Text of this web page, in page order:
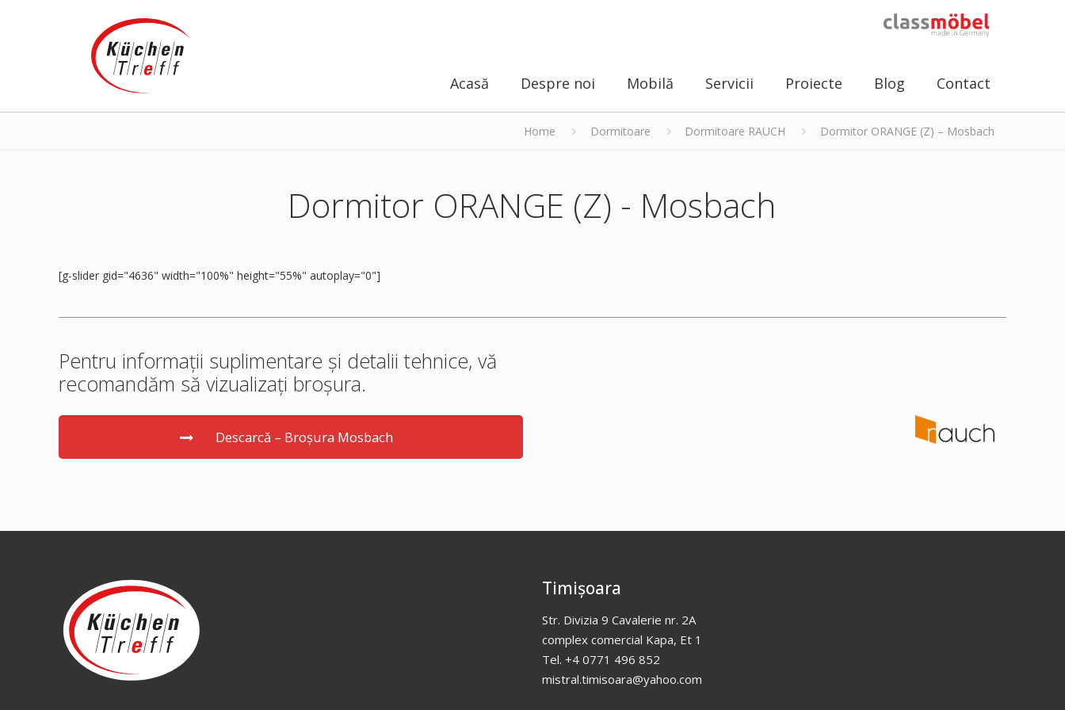
Acasă Despre noi Mobilă Servicii Proiecte Blog Contact
Home Dormitoare Dormitoare RAUCH Dormitor ORANGE (Z) – Mosbach
Dormitor ORANGE (Z) - Mosbach
[g-slider gid="4636" width="100%" height="55%" autoplay="0"]
Pentru informații suplimentare și detalii tehnice, vă
recomandăm să vizualizați broșura.
Descarcă – Broșura Mosbach
Timișoara
Str. Divizia 9 Cavalerie nr. 2A
complex comercial Kapa, Et 1
Tel. +4 0771 496 852
mistral.timisoara@yahoo.com